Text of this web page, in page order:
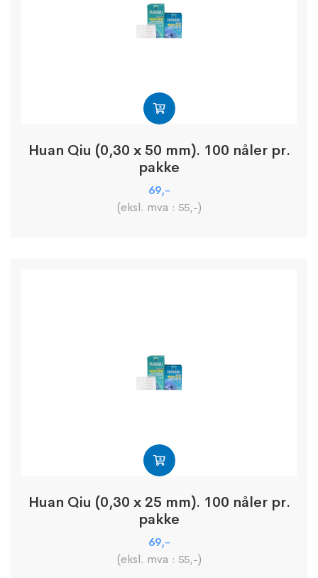
Huan Qiu (0,30 x 50 mm). 100 nåler pr.
pakke
69,-
(eksl. mva : 55,-)
Huan Qiu (0,30 x 25 mm). 100 nåler pr.
pakke
69,-
(eksl. mva : 55,-)